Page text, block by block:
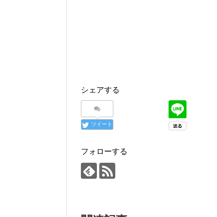
シェアする
ツイート
フォローする